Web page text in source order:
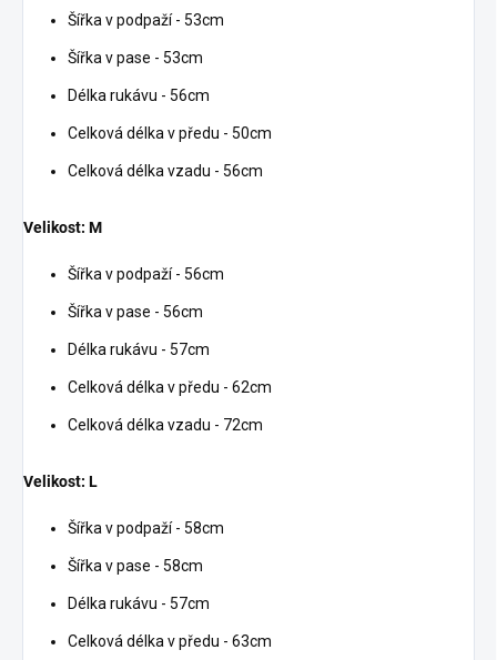
Šířka v podpaží - 53cm
Šířka v pase - 53cm
Délka rukávu - 56cm
Celková délka v předu - 50cm
Celková délka vzadu - 56cm
Velikost: M
Šířka v podpaží - 56cm
Šířka v pase - 56cm
Délka rukávu - 57cm
Celková délka v předu - 62cm
Celková délka vzadu - 72cm
Velikost: L
Šířka v podpaží - 58cm
Šířka v pase - 58cm
Délka rukávu - 57cm
Celková délka v předu - 63cm